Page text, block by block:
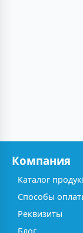
Компания
Каталог
Способы
Реквизиты